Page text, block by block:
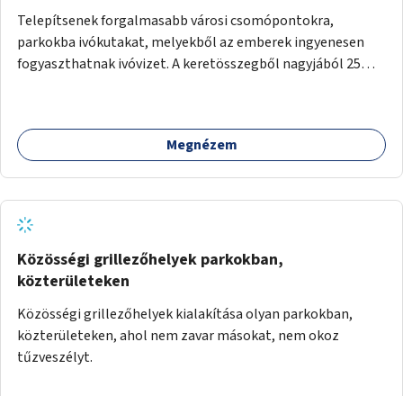
Telepítsenek forgalmasabb városi csomópontokra,
parkokba ivókutakat, melyekből az emberek ingyenesen
fogyaszthatnak ivóvizet. A keretösszegből nagyjából 25
Megnézem
Közösségi grillezőhelyek parkokban,
közterületeken
Közösségi grillezőhelyek kialakítása olyan parkokban,
közterületeken, ahol nem zavar másokat, nem okoz
tűzveszélyt.